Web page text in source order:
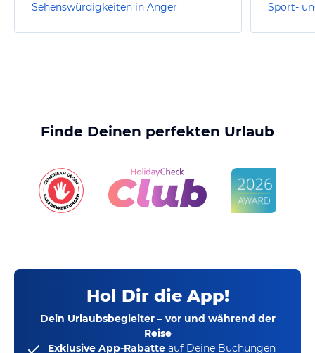
Sehenswürdigkeiten in Anger Sport-
Finde Deinen perfekten Urlaub
Hol Dir die App!
Dein Urlaubsbegleiter – vor und während der
Reise
Exklusive App-Rabatte auf Deine Buchungen